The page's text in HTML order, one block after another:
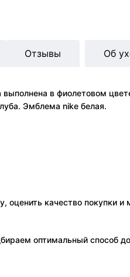
в фиолетовом
Эмблема nike белая.
Отзывы Об
качество покупки
оптимальный способ